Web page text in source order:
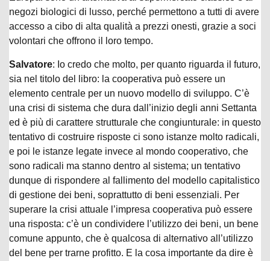
negozi biologici di lusso, perché permettono a tutti di avere
accesso a cibo di alta qualità a prezzi onesti, grazie a soci
volontari che offrono il loro tempo.
Salvatore: Io credo che molto, per quanto riguarda il futuro,
sia nel titolo del libro: la cooperativa può essere un
elemento centrale per un nuovo modello di sviluppo. C’è
una crisi di sistema che dura dall’inizio degli anni Settanta
ed è più di carattere strutturale che congiunturale: in questo
tentativo di costruire risposte ci sono istanze molto radicali,
e poi le istanze legate invece al mondo cooperativo, che
sono radicali ma stanno dentro al sistema; un tentativo
dunque di rispondere al fallimento del modello capitalistico
di gestione dei beni, soprattutto di beni essenziali. Per
superare la crisi attuale l’impresa cooperativa può essere
una risposta: c’è un condividere l’utilizzo dei beni, un bene
comune appunto, che è qualcosa di alternativo all’utilizzo
del bene per trarne profitto. E la cosa importante da dire è